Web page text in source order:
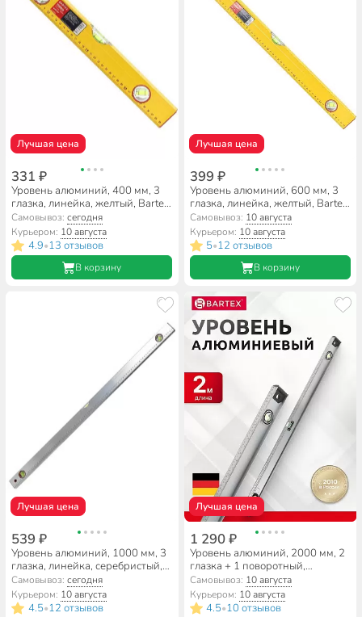
Лучшая цена
331 ₽
Уровень алюминий, 400 мм, 3
глазка, линейка, желтый, Bartex,
HJ-88D
Самовывоз:сегодня
Курьером: 10 августа
4.9•13 отзывов
В корзину
Лучшая цена
399 ₽
Уровень алюминий, 600 мм, 3
глазка, линейка, желтый, Bartex,
HJ-88D
Самовывоз: 10 августа
Курьером: 10 августа
5•12 отзывов
В корзину
Лучшая цена
539 ₽
Уровень алюминий, 1000 мм, 3
глазка, линейка, серебристый,
Bartex, №0004, HJ-88B
Самовывоз:сегодня
Курьером: 10 августа
4.5•12 отзывов
Лучшая цена
1 290 ₽
Уровень алюминий, 2000 мм, 2
глазка + 1 поворотный,
линейка, рельс, серебристый,
Bartex, №0021, HJ-82D
Самовывоз: 10 августа
Курьером: 10 августа
4.5•10 отзывов